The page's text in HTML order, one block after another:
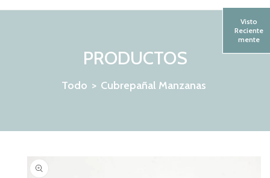
PRODUCTOS
Todo > Cubrepañal Manzanas
Visto
Reciente
mente